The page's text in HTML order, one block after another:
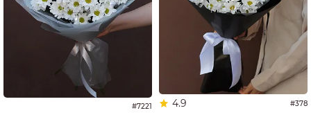
#7221 4.9 #378